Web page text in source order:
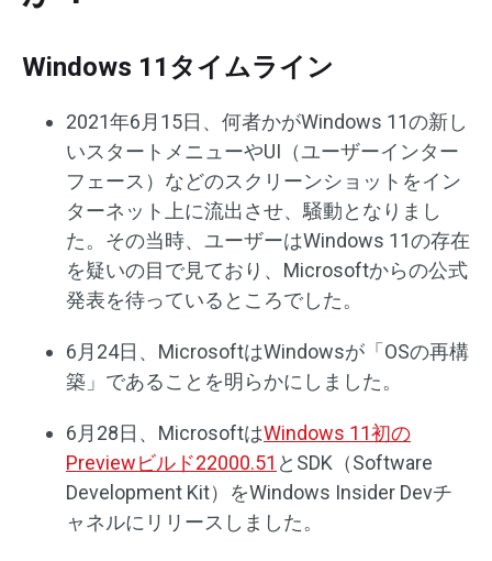
Windows 11タイムライン
2021年6月15日、何者かがWindows 11の新し
いスタートメニューやUI（ユーザーインター
フェース）などのスクリーンショットをイン
ターネット上に流出させ、騒動となりまし
た。その当時、ユーザーはWindows 11の存在
を疑いの目で見ており、Microsoftからの公式
発表を待っているところでした。
6月24日、MicrosoftはWindowsが「OSの再構
築」であることを明らかにしました。
6月28日、MicrosoftはWindows 11初の
Previewビルド22000.51 とSDK（Software
Development Kit）をWindows Insider Devチ
ャネルにリリースしました。